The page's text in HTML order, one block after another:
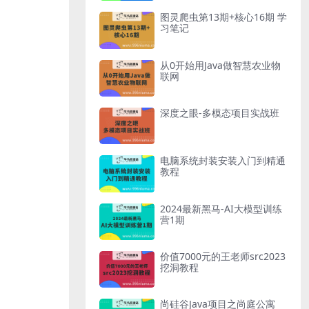
图灵爬虫第13期+核心16期 学
习笔记
从0开始用Java做智慧农业物
联网
深度之眼-多模态项目实战班
电脑系统封装安装入门到精通
教程
2024最新黑马-AI大模型训练
营1期
价值7000元的王老师src2023
挖洞教程
尚硅谷Java项目之尚庭公寓